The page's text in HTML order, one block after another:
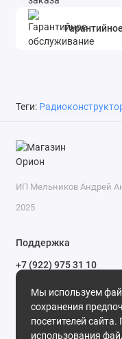
Теги:
Мы используем
сохранения
посетителей сайта.
использования
ИП Мельников Андрей
2025
Поддержка
+7 (922) 975 31 10
+7 (909) 144 34 47
пн-пт с 9-00 до 18-00
сб с 10-00 до 15-00 часов,
вс выходной
(MSK, UTC+3)